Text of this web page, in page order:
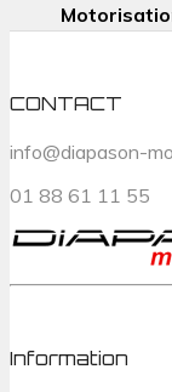
CONTACT
info@diapason-
01 88 61 11 55
Information